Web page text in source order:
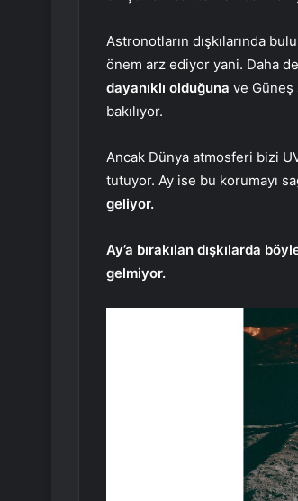
Astronotların dışkılarında
önem arz ediyor yani. Daha
dayanıklı olduğuna ve
bakılıyor.
Ancak Dünya atmosferi bizi
tutuyor. Ay ise bu korumayı
geliyor.
Ay’a bırakılan dışkılarda
gelmiyor.